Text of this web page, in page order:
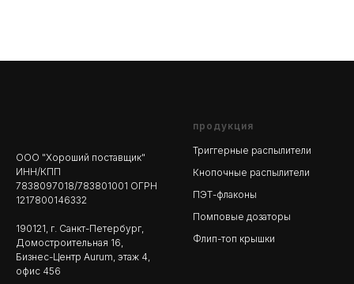
ООО "Хороший поставщик"
ИНН/КПП
7838097018/783801001 ОГРН
1217800146332
190121, г. Санкт-Петербург,
Домостроительная 16,
Бизнес-Центр Aurum, этаж 4,
офис 456
продукция
Триггерные распылители
Кнопочные распылители
ПЭТ-флаконы
Помповые дозаторы
Флип-топ крышки